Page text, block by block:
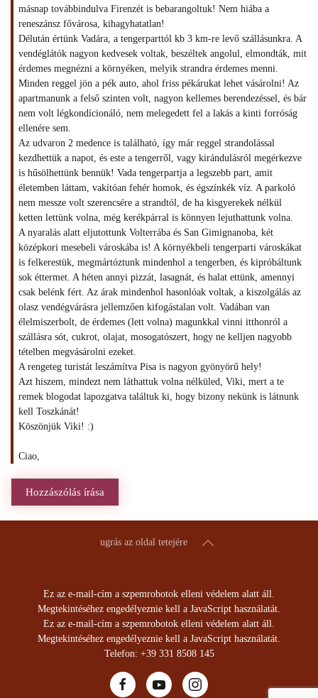
másnap továbbindulva Firenzét is bebarangoltuk! Nem hiába a
reneszánsz fővárosa, kihagyhatatlan!
Délután értünk Vadára, a tengerparttól kb 3 km-re levő szállásunkra. A
vendéglátók nagyon kedvesek voltak, beszéltek angolul, elmondták, mit
érdemes megnézni a környéken, melyik strandra érdemes menni.
Minden reggel jön a pék auto, ahol friss pékárukat lehet vásárolni! Az
apartmanunk a felső szinten volt, nagyon kellemes berendezéssel, és bár
nem volt légkondícionáló, nem melegedett fel a lakás a kinti forróság
ellenére sem.
Az udvaron 2 medence is található, így már reggel strandolással
kezdhettük a napot, és este a tengerről, vagy kirándulásról megérkezve
is hűsölhettünk bennük! Vada tengerpartja a legszebb part, amit
életemben láttam, vakítóan fehér homok, és égszínkék víz. A parkoló
nem messze volt szerencsére a strandtól, de ha kisgyerekek nélkül
ketten lettünk volna, még kerékpárral is könnyen lejuthattunk volna.
A nyaralás alatt eljutottunk Volterrába és San Gimignanoba, két
középkori mesebeli városkába is! A környékbeli tengerparti városkákat
is felkerestük, megmártóztunk mindenhol a tengerben, és kipróbáltunk
sok éttermet. A héten annyi pizzát, lasagnát, és halat ettünk, amennyi
csak belénk fért. Az árak mindenhol hasonlóak voltak, a kiszolgálás az
olasz vendégvárásra jellemzően kifogástalan volt. Vadában van
élelmiszerbolt, de érdemes (lett volna) magunkkal vinni itthonról a
szállásra sót, cukrot, olajat, mosogatószert, hogy ne kelljen nagyobb
tételben megvásárolni ezeket.
A rengeteg turistát leszámítva Pisa is nagyon gyönyörű hely!
Azt hiszem, mindezt nem láthattuk volna nélküled, Viki, mert a te
remek blogodat lapozgatva találtuk ki, hogy bizony nekünk is látnunk
kell Toszkánát!
Köszönjük Viki! :)
Ciao,
Hozzászólás írása
ugrás az oldal tetejére
Ez az e-mail-cím a szpemrobotok elleni védelem alatt áll.
Megtekintéséhez engedélyeznie kell a JavaScript használatát.
Ez az e-mail-cím a szpemrobotok elleni védelem alatt áll.
Megtekintéséhez engedélyeznie kell a JavaScript használatát.
Telefon: +39 331 8508 145